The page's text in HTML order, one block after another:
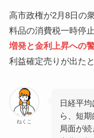
高市政権が2月8日の
料品の消費税一時停
増発と金利上昇への
利益確定売りが出た
ねくこ
日経平
ら、短
局面が